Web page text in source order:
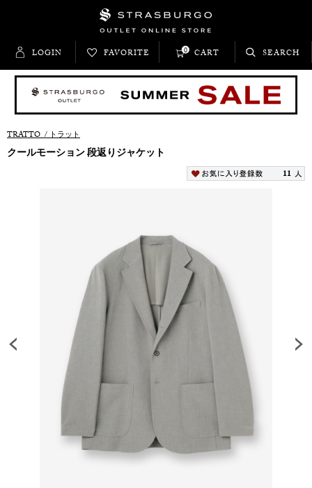
LOGIN FAVORITE CART
0 SEARCH
TRATTO/トラット
クールモーション 段返りジャケット
11